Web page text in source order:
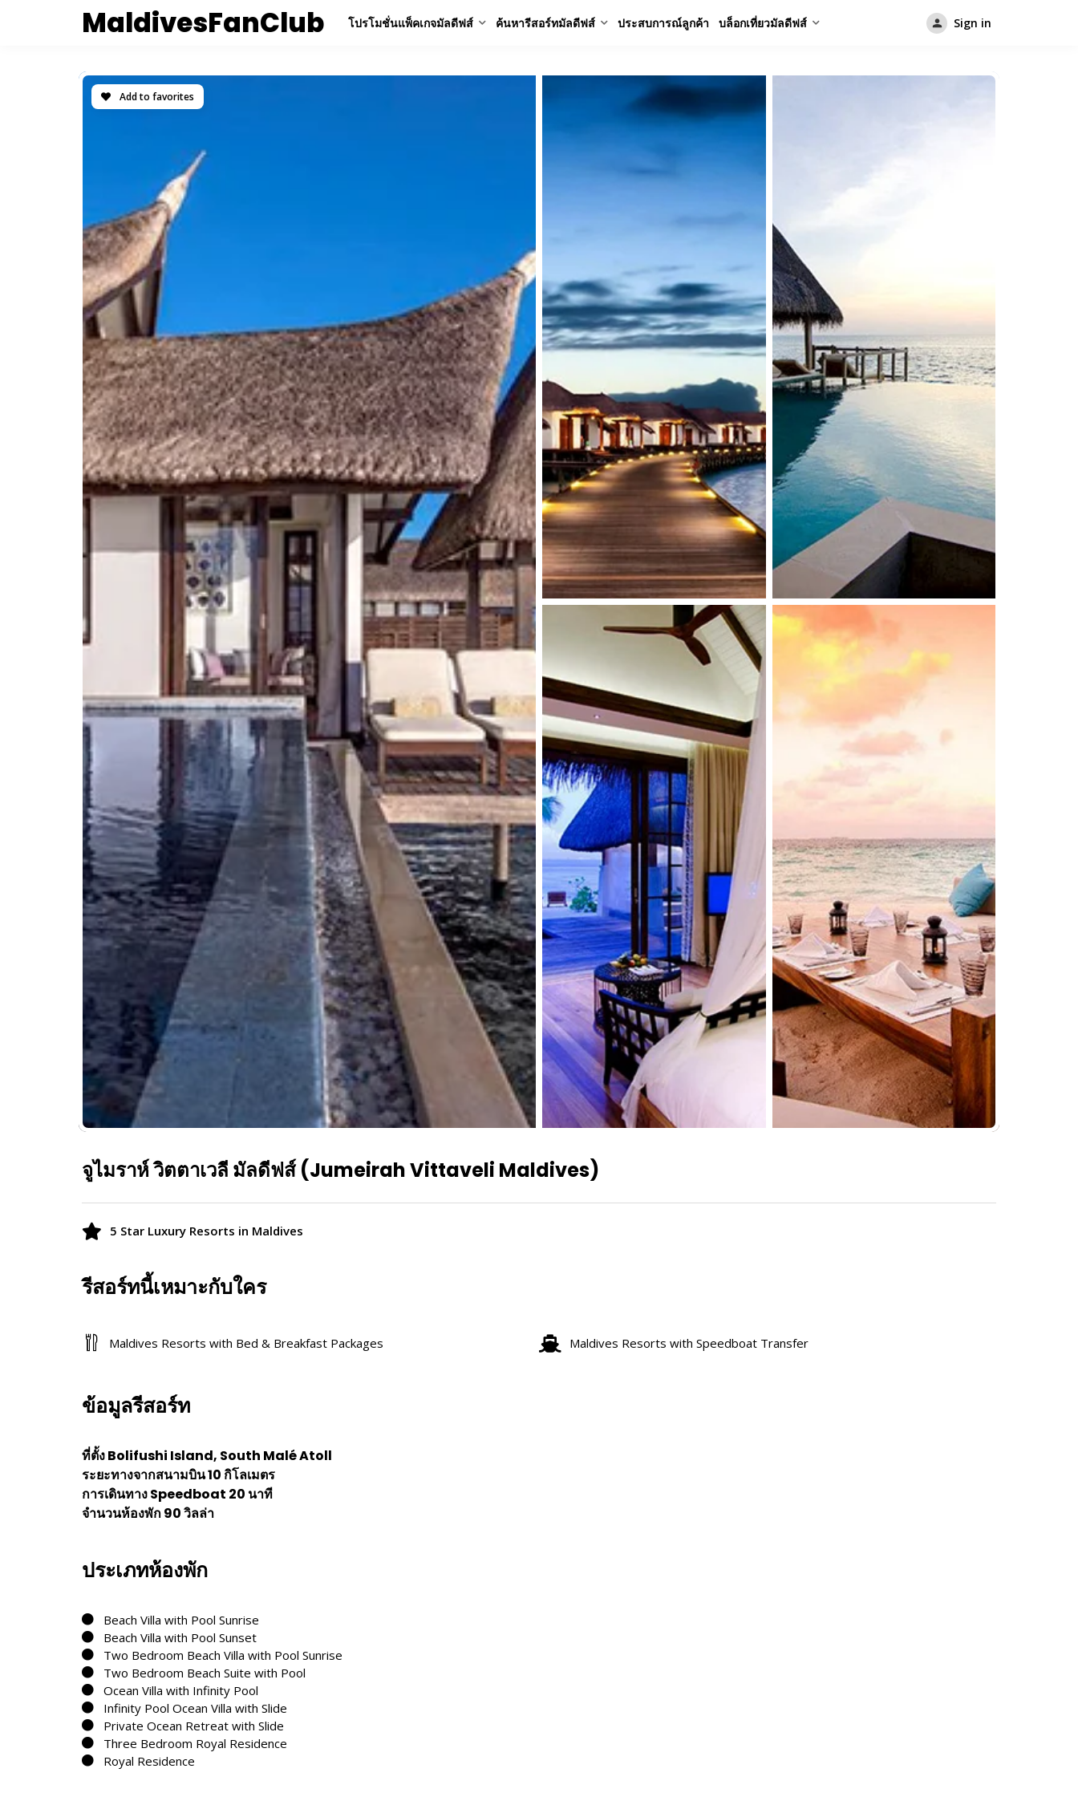
MaldivesFanClub โปรโมชั่นแพ็คเกจมัลดีฟส์ ค้นหารีสอร์ทมัลดีฟส์ ประสบการณ์ลูกค้า บล็อกเที่ยวมัลดีฟส์ Sign in
Add to favorites
จูไมราห์ วิตตาเวลี มัลดีฟส์ (Jumeirah Vittaveli Maldives)
5 Star Luxury Resorts in Maldives
รีสอร์ทนี้เหมาะกับใคร
Maldives Resorts with Bed & Breakfast Packages Maldives Resorts with Speedboat Transfer
ข้อมูลรีสอร์ท
ที่ตั้ง Bolifushi Island, South Malé Atoll
ระยะทางจากสนามบิน 10 กิโลเมตร
การเดินทาง Speedboat 20 นาที
จำนวนห้องพัก 90 วิลล่า
ประเภทห้องพัก
Beach Villa with Pool Sunrise
Beach Villa with Pool Sunset
Two Bedroom Beach Villa with Pool Sunrise
Two Bedroom Beach Suite with Pool
Ocean Villa with Infinity Pool
Infinity Pool Ocean Villa with Slide
Private Ocean Retreat with Slide
Three Bedroom Royal Residence
Royal Residence